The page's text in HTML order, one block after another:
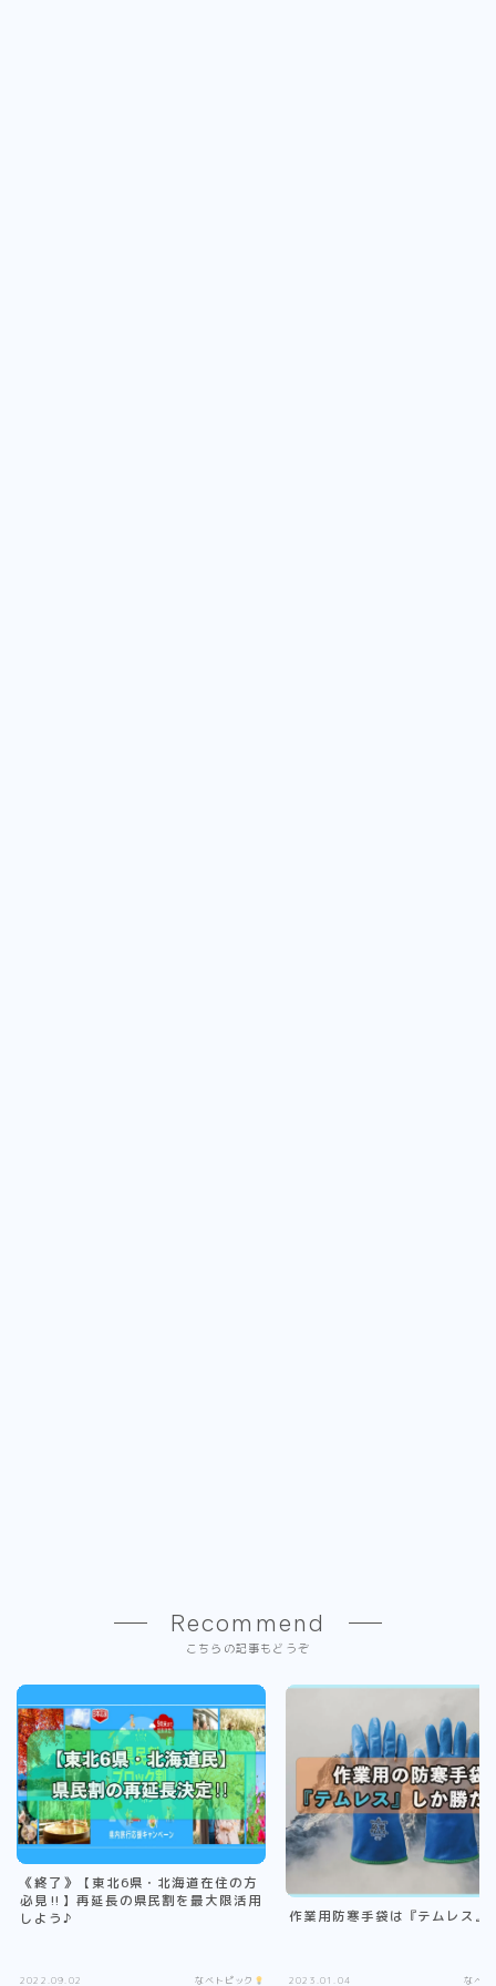
Recommend
こちらの記事もどうぞ
《終了》【東北6県・北海道在住の方
必見‼︎】再延長の県民割を最大限活用
しよう♪
2022.09.02 なべトピック
作業用防寒手袋は『テムレス
2023.01.04 なべト